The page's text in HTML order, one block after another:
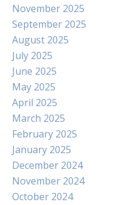
November 2025
September 2025
August 2025
July 2025
June 2025
May 2025
April 2025
March 2025
February 2025
January 2025
December 2024
November 2024
October 2024